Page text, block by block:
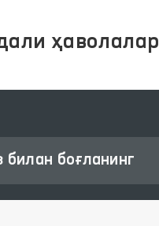
ҳаволалар
билан боғланинг